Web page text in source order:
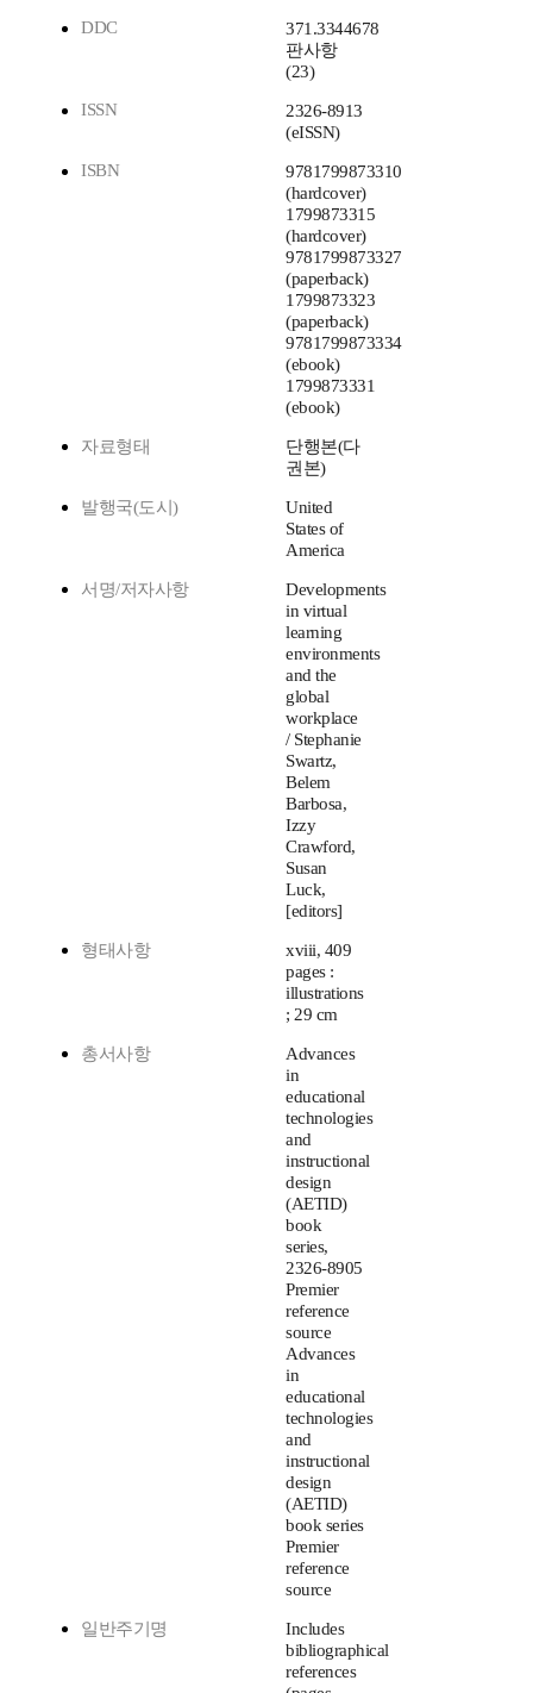
DDC
371.3344678
판사항
(23)
ISSN
2326-8913
(eISSN)
ISBN
9781799873310
(hardcover)
1799873315
(hardcover)
9781799873327
(paperback)
1799873323
(paperback)
9781799873334
(ebook)
1799873331
(ebook)
자료형태
단행본(다
권본)
발행국(도시)
United
States of
America
서명/저자사항
Developments
in virtual
learning
environments
and the
global
workplace
/ Stephanie
Swartz,
Belem
Barbosa,
Izzy
Crawford,
Susan
Luck,
[editors]
형태사항
xviii, 409
pages :
illustrations
; 29 cm
총서사항
Advances
in
educational
technologies
and
instructional
design
(AETID)
book
series,
2326-8905
Premier
reference
source
Advances
in
educational
technologies
and
instructional
design
(AETID)
book series
Premier
reference
source
일반주기명
Includes
bibliographical
references